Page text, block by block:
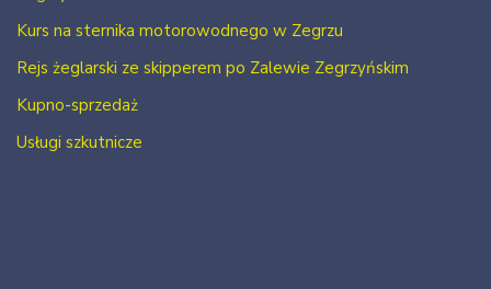
Kurs na sternika motorowodnego w Zegrzu
Rejs żeglarski ze skipperem po Zalewie Zegrzyńskim
Kupno-sprzedaż
Usługi szkutnicze